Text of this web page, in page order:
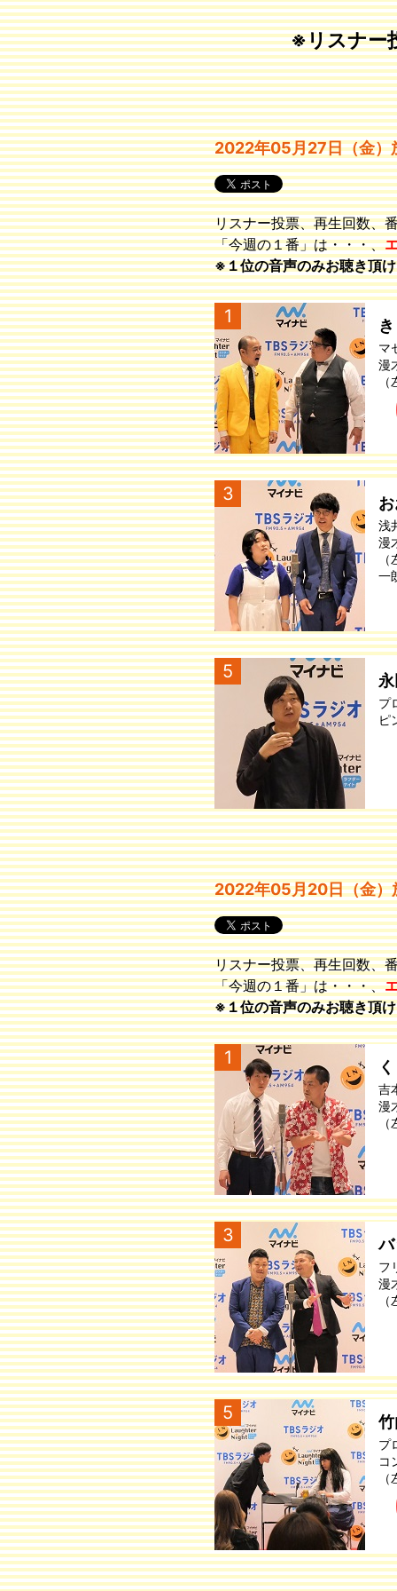
※リスナー
2022年05月27日（金）
リスナー投票、再生回数、
「今週の１番」は・・・、
※１位の音声のみお聴き頂
1
マ
漫
3
浅
漫
一
5
プ
ピ
2022年05月20日（金）
リスナー投票、再生回数、
「今週の１番」は・・・、
※１位の音声のみお聴き頂
1
吉
漫
3
フ
漫
5
プ
コ